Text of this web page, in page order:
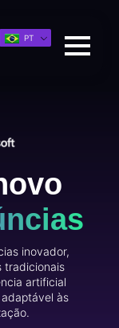
PT
inovador,
tradicionais
artificial
às